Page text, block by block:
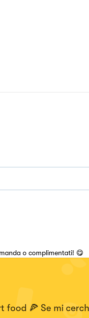
o complimentati! 😋
food 🍕 Se mi